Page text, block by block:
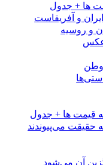
و آفریقاست
و روسیه
/عکس
وطن
آن می‌شود